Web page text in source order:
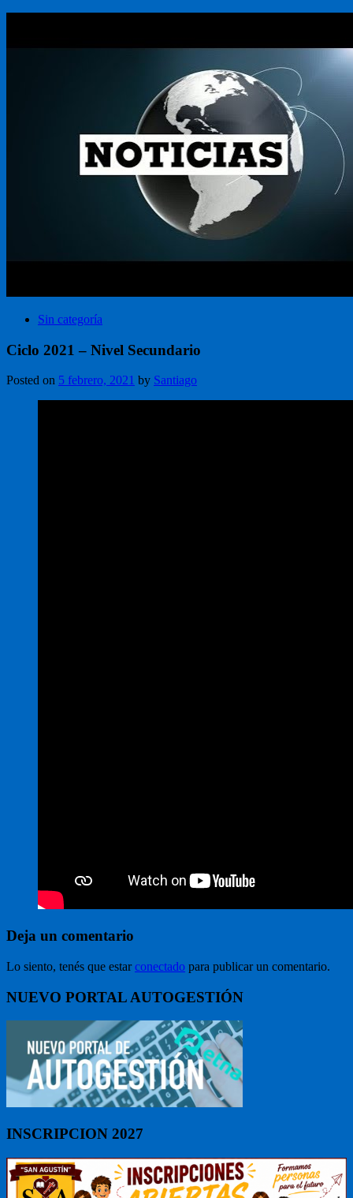
Sin categoría
Ciclo 2021 – Nivel Secundario
Posted on 5 febrero, 2021 by Santiago
Deja un comentario
Lo siento, tenés que estarconectado para publicar un comentario.
NUEVO PORTAL AUTOGESTIÓN
INSCRIPCION 2027